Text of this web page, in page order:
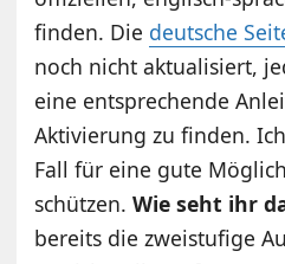
finden. Die deutsche
noch nicht aktualisiert,
eine entsprechende
Aktivierung zu finden.
Fall für eine gute
schützen.Wie seht ihr
bereits die zweistufige